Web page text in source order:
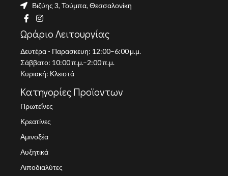
Βιζύης 3, Τούμπα, Θεσσαλονίκη
Ωράριο Λειτουργίας
Δευτέρα - Παρασκευη: 12:00–6:00 μ.μ.
Σάββατο: 10:00 π.μ.–2:00 π.μ.
Κυριακή: Κλειστά
Κατηγορίες Προϊοντων
Πρωτεΐνες
Κρεατίνες
Αμινοξέα
Αυξητικά
Λιποδιαλύτες